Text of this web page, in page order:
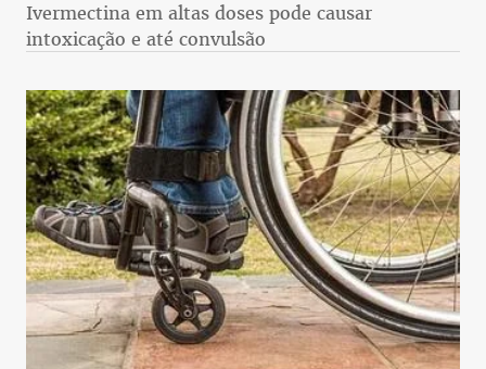
Ivermectina em altas doses pode causar
intoxicação e até convulsão